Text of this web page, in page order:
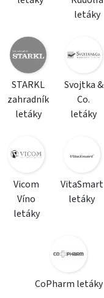
letáky
STARKL
zahradník
letáky
Svojtka &
Co.
letáky
Vicom
Víno
letáky
VitaSmart
letáky
CoPharm letáky